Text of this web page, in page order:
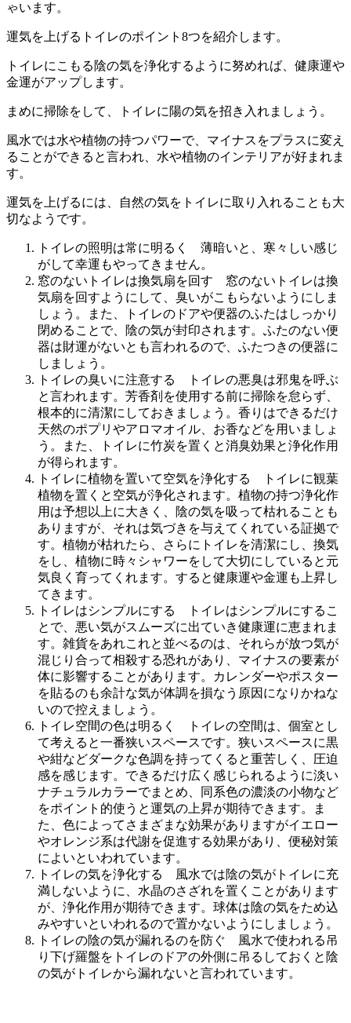
ゃいます。
運気を上げるトイレのポイント8つを紹介します。
トイレにこもる陰の気を浄化するように努めれば、健康運や
金運がアップします。
まめに掃除をして、トイレに陽の気を招き入れましょう。
風水では水や植物の持つパワーで、マイナスをプラスに変え
ることができると言われ、水や植物のインテリアが好まれま
す。
運気を上げるには、自然の気をトイレに取り入れることも大
切なようです。
トイレの照明は常に明るく 薄暗いと、寒々しい感じ
がして幸運もやってきません。
窓のないトイレは換気扇を回す 窓のないトイレは換
気扇を回すようにして、臭いがこもらないようにしま
しょう。また、トイレのドアや便器のふたはしっかり
閉めることで、陰の気が封印されます。ふたのない便
器は財運がないとも言われるので、ふたつきの便器に
しましょう。
トイレの臭いに注意する トイレの悪臭は邪鬼を呼ぶ
と言われます。芳香剤を使用する前に掃除を怠らず、
根本的に清潔にしておきましょう。香りはできるだけ
天然のポプリやアロマオイル、お香などを用いましょ
う。また、トイレに竹炭を置くと消臭効果と浄化作用
が得られます。
トイレに植物を置いて空気を浄化する トイレに観葉
植物を置くと空気が浄化されます。植物の持つ浄化作
用は予想以上に大きく、陰の気を吸って枯れることも
ありますが、それは気づきを与えてくれている証拠で
す。植物が枯れたら、さらにトイレを清潔にし、換気
をし、植物に時々シャワーをして大切にしていると元
気良く育ってくれます。すると健康運や金運も上昇し
てきます。
トイレはシンプルにする トイレはシンプルにするこ
とで、悪い気がスムーズに出ていき健康運に恵まれま
す。雑貨をあれこれと並べるのは、それらが放つ気が
混じり合って相殺する恐れがあり、マイナスの要素が
体に影響することがあります。カレンダーやポスター
を貼るのも余計な気が体調を損なう原因になりかねな
いので控えましょう。
トイレ空間の色は明るく トイレの空間は、個室とし
て考えると一番狭いスペースです。狭いスペースに黒
や紺などダークな色調を持ってくると重苦しく、圧迫
感を感じます。できるだけ広く感じられるように淡い
ナチュラルカラーでまとめ、同系色の濃淡の小物など
をポイント的使うと運気の上昇が期待できます。ま
た、色によってさまざまな効果がありますがイエロー
やオレンジ系は代謝を促進する効果があり、便秘対策
によいといわれています。
トイレの気を浄化する 風水では陰の気がトイレに充
満しないように、水晶のさざれを置くことがあります
が、浄化作用が期待できます。球体は陰の気をため込
みやすいといわれるので置かないようにしましょう。
トイレの陰の気が漏れるのを防ぐ 風水で使われる吊
り下げ羅盤をトイレのドアの外側に吊るしておくと陰
の気がトイレから漏れないと言われています。